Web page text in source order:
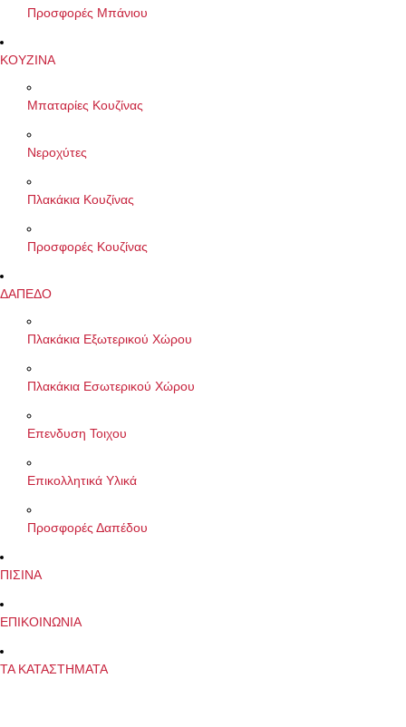
Προσφορές Μπάνιου
ΚΟΥΖΙΝΑ
Μπαταρίες Κουζίνας
Νεροχύτες
Πλακάκια Κουζίνας
Προσφορές Κουζίνας
ΔΑΠΕΔΟ
Πλακάκια Εξωτερικού Χώρου
Πλακάκια Εσωτερικού Χώρου
Επενδυση Τοιχου
Επικολλητικά Υλικά
Προσφορές Δαπέδου
ΠΙΣΙΝΑ
ΕΠΙΚΟΙΝΩΝΙΑ
ΤΑ ΚΑΤΑΣΤΗΜΑΤΑ